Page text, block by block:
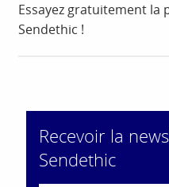
Essayez gratuitement la
Sendethic !
Recevoir la
Sendethic